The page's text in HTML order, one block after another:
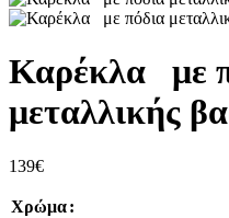
Καρέκλα με
μεταλλικής
139€
Χρώμα